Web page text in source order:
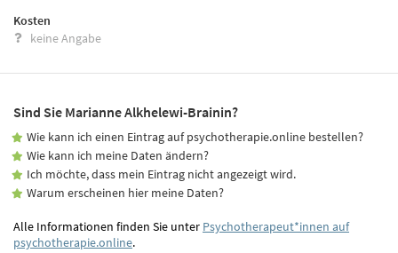
Kosten
keine Angabe
Sind Sie Marianne Alkhelewi-Brainin?
Wie kann ich einen Eintrag auf psychotherapie.online bestellen?
Wie kann ich meine Daten ändern?
Ich möchte, dass mein Eintrag nicht angezeigt wird.
Warum erscheinen hier meine Daten?
Alle Informationen finden Sie unter Psychotherapeut*innen auf
psychotherapie.online.